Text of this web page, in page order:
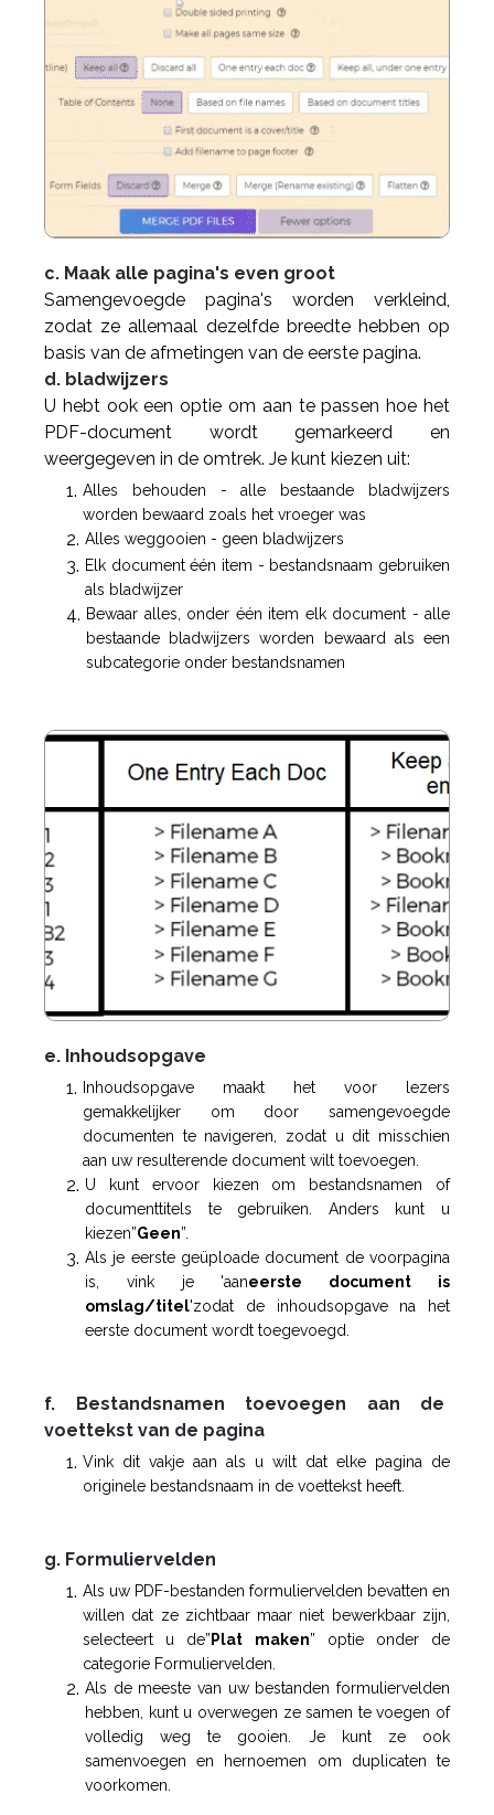
c. Maak alle pagina's even groot
Samengevoegde pagina's worden verkleind,
zodat ze allemaal dezelfde breedte hebben op
basis van de afmetingen van de eerste pagina.
d. bladwijzers
U hebt ook een optie om aan te passen hoe het
PDF-document wordt gemarkeerd en
weergegeven in de omtrek. Je kunt kiezen uit:
Alles behouden - alle bestaande bladwijzers
worden bewaard zoals het vroeger was
Alles weggooien - geen bladwijzers
Elk document één item - bestandsnaam gebruiken
als bladwijzer
Bewaar alles, onder één item elk document - alle
bestaande bladwijzers worden bewaard als een
subcategorie onder bestandsnamen
e. Inhoudsopgave
Inhoudsopgave maakt het voor lezers
gemakkelijker om door samengevoegde
documenten te navigeren, zodat u dit misschien
aan uw resulterende document wilt toevoegen.
U kunt ervoor kiezen om bestandsnamen of
documenttitels te gebruiken. Anders kunt u
kiezen”Geen”.
Als je eerste geüploade document de voorpagina
is, vink je 'aaneerste document is
omslag/titel'zodat de inhoudsopgave na het
eerste document wordt toegevoegd.
f. Bestandsnamen toevoegen aan de
voettekst van de pagina
Vink dit vakje aan als u wilt dat elke pagina de
originele bestandsnaam in de voettekst heeft.
g. Formuliervelden
Als uw PDF-bestanden formuliervelden bevatten en
willen dat ze zichtbaar maar niet bewerkbaar zijn,
selecteert u de” Plat maken” optie onder de
categorie Formuliervelden.
Als de meeste van uw bestanden formuliervelden
hebben, kunt u overwegen ze samen te voegen of
volledig weg te gooien. Je kunt ze ook
samenvoegen en hernoemen om duplicaten te
voorkomen.